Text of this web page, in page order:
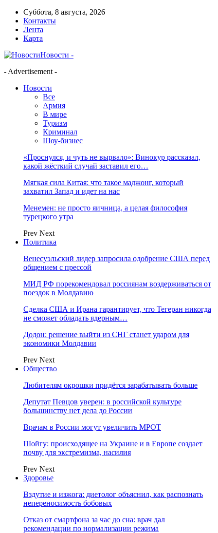
Суббота, 8 августа, 2026
Контакты
Лента
Карта
Новости -
- Advertisement -
Новости
Все
Армия
В мире
Туризм
Криминал
Шоу-бизнес
«Проснулся, и чуть не вырвало»: Винокур рассказал,
какой жёсткий случай заставил его…
Мягкая сила Китая: что такое маджонг, который
захватил Запад и идет на нас
Менемен: не просто яичница, а целая философия
турецкого утра
Prev Next
Политика
Венесуэльский лидер запросила одобрение США перед
общением с прессой
МИД РФ порекомендовал россиянам воздерживаться от
поездок в Молдавию
Сделка США и Ирана гарантирует, что Тегеран никогда
не сможет обладать ядерным…
Додон: решение выйти из СНГ станет ударом для
экономики Молдавии
Prev Next
Общество
Любителям окрошки придётся зарабатывать больше
Депутат Певцов уверен: в российской культуре
большинству нет дела до России
Врачам в России могут увеличить МРОТ
Шойгу: происходящее на Украине и в Европе создает
почву для экстремизма, насилия
Prev Next
Здоровье
Вздутие и изжога: диетолог объяснил, как распознать
непереносимость бобовых
Отказ от смартфона за час до сна: врач дал
рекомендации по нормализации режима